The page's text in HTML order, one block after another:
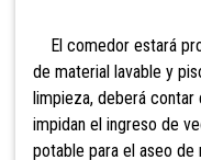
El comedor estará
de material lavable y
limpieza, deberá
impidan el ingreso de
potable para el aseo de